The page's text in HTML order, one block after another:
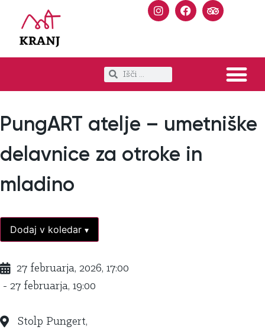
PungART atelje – umetniške
delavnice za otroke in
mladino
Dodaj v koledar ▾
27 februarja, 2026, 17:00
- 27 februarja, 19:00
Stolp Pungert,